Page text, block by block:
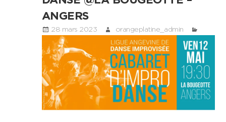
ANGERS
28 mars 2023 orangeplatine_admin